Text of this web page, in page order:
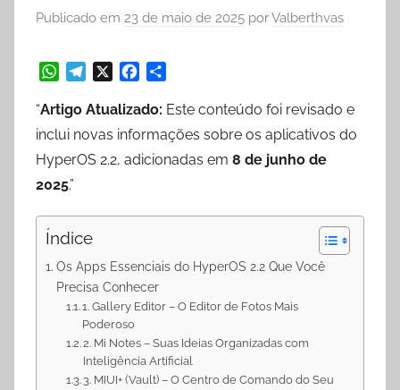
Publicado em 23 de maio de 2025 porValberthvas
h
a
s
A
p
e
l
g
r
m
a
c
b
h
a
e
“Artigo Atualizado: Este conteúdo foi revisado e
inclui novas informações sobre os aplicativos do
HyperOS 2.2, adicionadas em 8 de junho de
2025.”
Índice
Os Apps Essenciais do HyperOS 2.2 Que Você
Precisa Conhecer
1. Gallery Editor – O Editor de Fotos Mais
Poderoso
2. Mi Notes – Suas Ideias Organizadas com
Inteligência Artificial
3. MIUI+ (Vault) – O Centro de Comando do Seu